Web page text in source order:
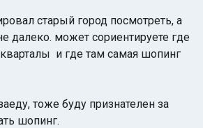
старый город посмотреть, а
далеко. может сориентируете где
и где там самая шопинг
тоже буду признателен за
шопинг.